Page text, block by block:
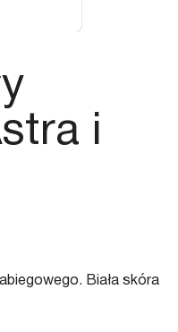
i
Biała skóra